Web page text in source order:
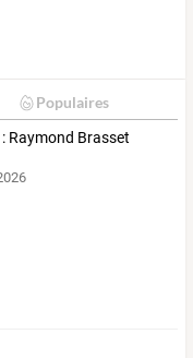
Populaires
Raymond Brasset